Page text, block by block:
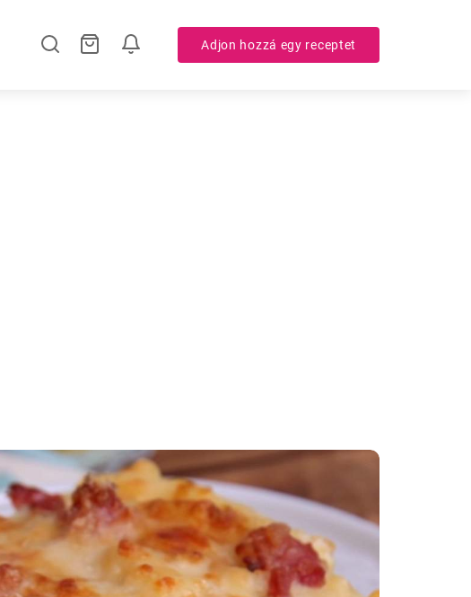
Adjon hozzá egy receptet